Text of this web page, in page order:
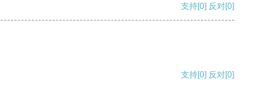
支持[0] 反对[0]
支持[0] 反对[0]